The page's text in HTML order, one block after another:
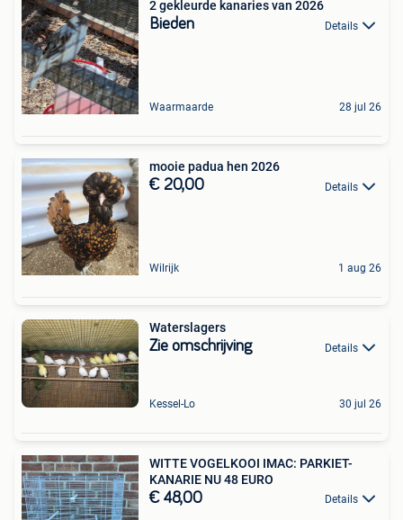
2 gekleurde kanaries van 2026
Bieden Details
Waarmaarde 28 jul 26
mooie padua hen 2026
€ 20,00 Details
Wilrijk 1 aug 26
Waterslagers
Zie omschrijving Details
Kessel-Lo 30 jul 26
WITTE VOGELKOOI IMAC: PARKIET-
KANARIE NU 48 EURO
€ 48,00 Details